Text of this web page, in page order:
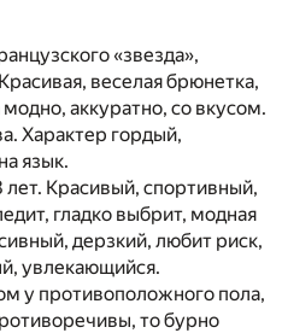
«звезда»,
веселая брюнетка,
аккуратно, со вкусом.
Характер гордый,
язык.
Красивый, спортивный,
гладко выбрит, модная
дерзкий, любит риск,
увлекающийся.
у противоположного пола,
то бурно